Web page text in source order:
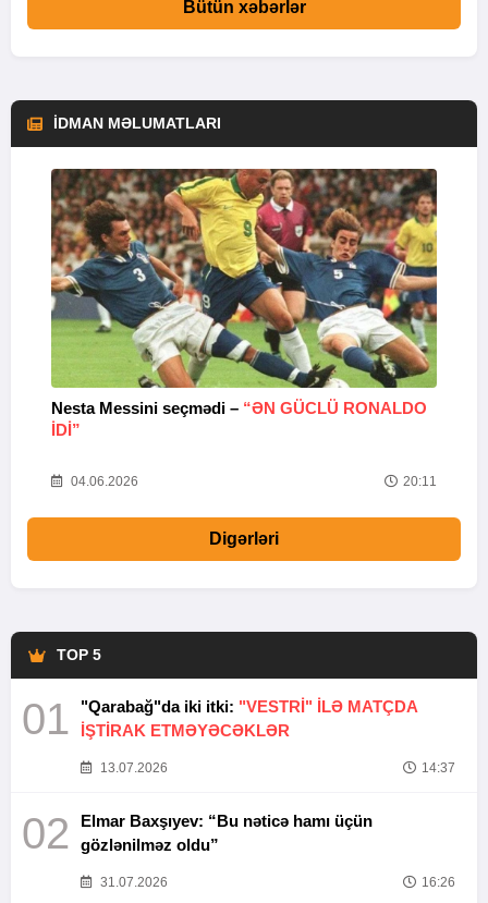
Bütün xəbərlər
İDMAN MƏLUMATLARI
Nesta Messini seçmədi – “ƏN GÜCLÜ RONALDO
IDI”
04.06.2026 20:11
Digərləri
TOP 5
01 "Qarabağ"da iki itki: "VESTRİ" İLƏ MATÇDA
İŞTİRAK ETMƏYƏCƏKLƏR
13.07.2026 14:37
02
Elmar Baxşıyev: “Bu nəticə hamı üçün
gözlənilməz oldu”
31.07.2026 16:26